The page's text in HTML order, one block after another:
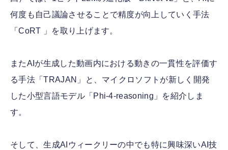
何度も自己議論させることで精度が向上していく手法
「CoRT 」を取り上げます。
またAIが生成した動画内における動きの一貫性を評価す
る手法「TRAJAN」と、マイクロソフトが新しく開発
した小型言語モデル「Phi-4-reasoning」を紹介しま
す。
そして、生成AIウィークリーの中でも特に興味深いAI技